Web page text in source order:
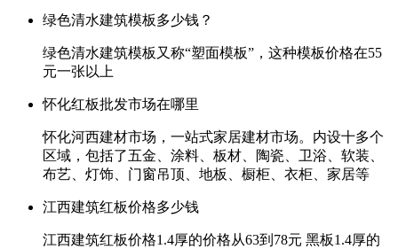
绿色清水建筑模板多少钱？
绿色清水建筑模板又称“塑面模板”，这种模板价格在55
元一张以上
怀化红板批发市场在哪里
怀化河西建材市场，一站式家居建材市场。内设十多个
区域，包括了五金、涂料、板材、陶瓷、卫浴、软装、
布艺、灯饰、门窗吊顶、地板、橱柜、衣柜、家居等
江西建筑红板价格多少钱
江西建筑红板价格1.4厚的价格从63到78元 黑板1.4厚的